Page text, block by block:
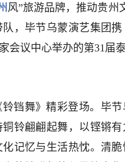
风”旅游品牌，推动贵州
，毕节乌蒙演艺集团
会议中心举办的第31届
铛舞》精彩登场。毕
铃翩翩起舞，以铿锵
记忆与生活热忱。清